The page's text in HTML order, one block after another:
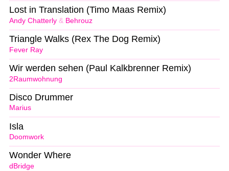
Andy Chatterly & Behrouz
Lost in Translation (Timo Maas Remix)
Fever Ray
Triangle Walks (Rex The Dog Remix)
2Raumwohnung
Wir werden sehen (Paul Kalkbrenner Remix)
Marius
Disco Drummer
Doomwork
Isla
dBridge
Wonder Where